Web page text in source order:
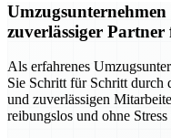
zuverlässiger Partner
Als erfahrenes
Sie Schritt für Schritt durch
und zuverlässigen
reibungslos und ohne